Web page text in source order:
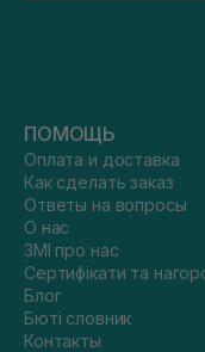
ПОМОЩЬ
Оплата и доставка
Как сделать заказ
Ответы на вопросы
О нас
ЗМІ про нас
Сертифікати та
Блог
Бюті словник
Контакты